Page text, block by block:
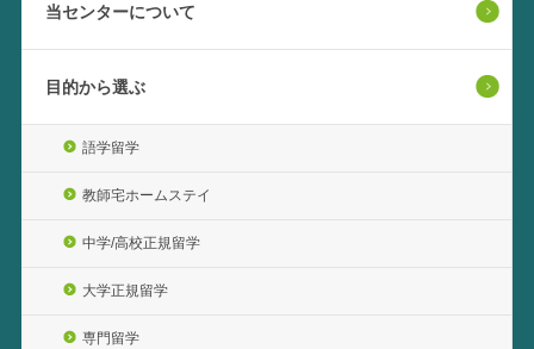
当センターについて
目的から選ぶ
語学留学
教師宅ホームステイ
中学/高校正規留学
大学正規留学
専門留学